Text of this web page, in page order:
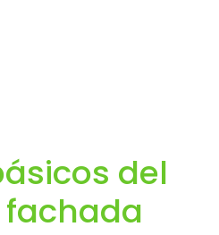
del